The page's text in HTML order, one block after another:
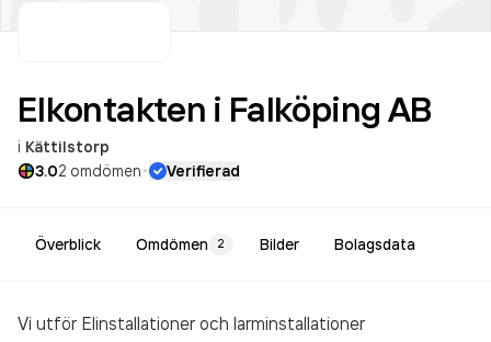
Elkontakten i Falköping AB
i Kättilstorp
3.02 omdömen· Verifierad
Överblick Omdömen 2 Bilder Bolagsdata
Vi utför Elinstallationer och larminstallationer